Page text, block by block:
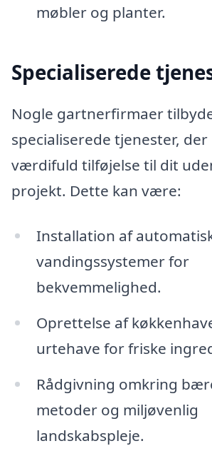
møbler og planter.
Specialiserede
Nogle gartnerfirmaer
specialiserede tjenester,
værdifuld tilføjelse til dit
projekt. Dette kan være:
Installation af
vandingssystemer for
bekvemmelighed.
Oprettelse af
urtehave for friske
Rådgivning omkring
metoder og miljøvenlig
landskabspleje.